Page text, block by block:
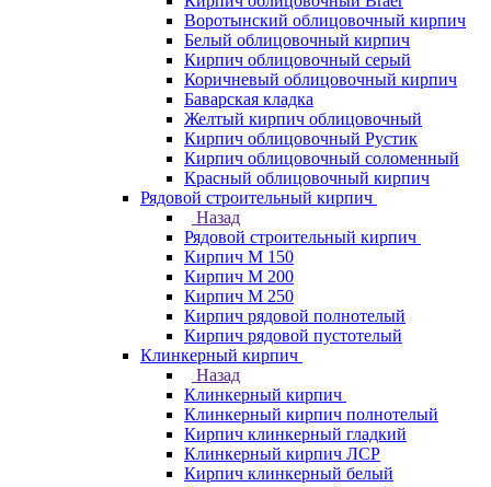
Воротынский облицовочный кирпич
Белый облицовочный кирпич
Кирпич облицовочный серый
Коричневый облицовочный кирпич
Баварская кладка
Желтый кирпич облицовочный
Кирпич облицовочный Рустик
Кирпич облицовочный соломенный
Красный облицовочный кирпич
Рядовой строительный кирпич
Назад
Рядовой строительный кирпич
Кирпич М 150
Кирпич М 200
Кирпич М 250
Кирпич рядовой полнотелый
Кирпич рядовой пустотелый
Клинкерный кирпич
Назад
Клинкерный кирпич
Клинкерный кирпич полнотелый
Кирпич клинкерный гладкий
Клинкерный кирпич ЛСР
Кирпич клинкерный белый